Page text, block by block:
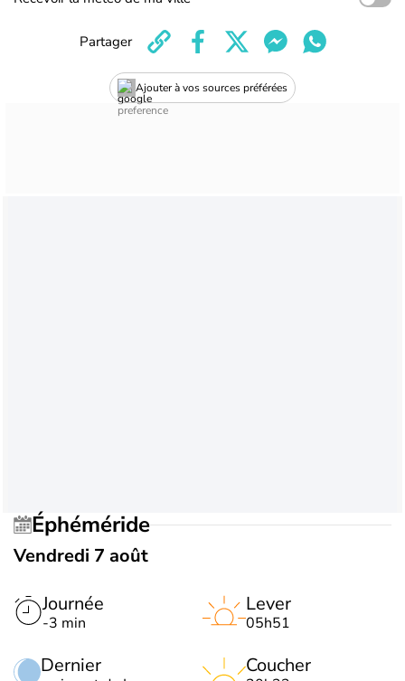
Ajouter à vos sources préférées
Partager
Éphéméride
Vendredi 7 août
Journée
-3 min
Dernier
Lever
05h51
Coucher